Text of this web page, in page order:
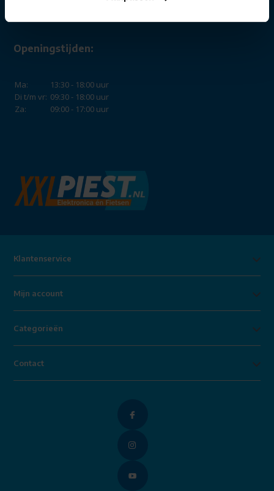
Openingstijden:
Ma:
13:30 - 18:00 uur
Di t/m vr: 09:30 - 18:00 uur
Za:
09:00 - 17:00 uur
Klantenservice
Mijn account
Categorieën
Contact